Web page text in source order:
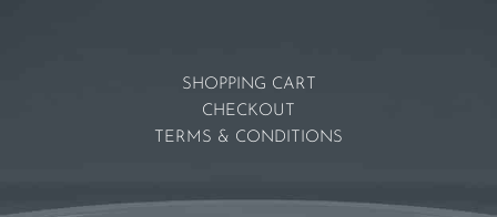
SHOPPING CART
CHECKOUT
TERMS & CONDITIONS